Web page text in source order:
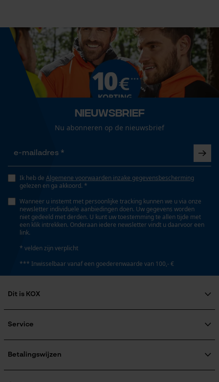
Nieuwsbrief
Nu abonneren op de nieuwsbrief
Ik heb de Algemene voorwaarden inzake gegevensbescherming
gelezen en ga akkoord. *
Wanneer u instemt met persoonlijke tracking kunnen we u via onze
newsletter individuele aanbiedingen doen. Uw gegevens worden
niet gedeeld met derden. U kunt uw toestemming te allen tijde met
een klik intrekken. Onderaan iedere newsletter vindt u daarvoor een
link.
* velden zijn verplicht
*** Inwisselbaar vanaf een goederenwaarde van 100,- €
Dit is KOX
Maatschappelijke betrokkenheid
Aanmelding nieuwsbrief
Service
KOX catalogus
Betalingswijzen